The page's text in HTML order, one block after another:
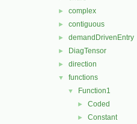
► complex
► contiguous
► demandDrivenEntry
► DiagTensor
► direction
▼ functions
▼ Function1
► Coded
► Constant